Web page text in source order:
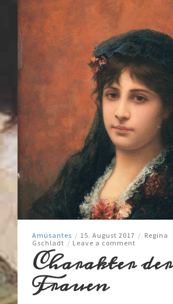
Amüsantes / 15. August 2017 / Regina
Gschladt / Leave a comment
Charakter der
Frauen